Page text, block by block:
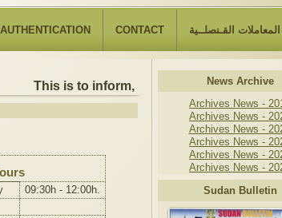
CONTACT المعاملات القـنصلــية
This is to inform, that the Embassy will
09:30h - 12:00h.
News Archive
Archives News -
Archives News -
Archives News -
Archives News -
Archives News -
Archives News -
Sudan Bulletin